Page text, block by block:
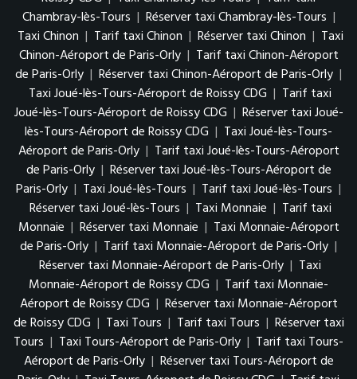
Chambray-lès-Tours | Réserver taxi Chambray-lès-Tours |
Taxi Chinon | Tarif taxi Chinon | Réserver taxi Chinon | Taxi
Chinon-Aéroport de Paris-Orly | Tarif taxi Chinon-Aéroport
de Paris-Orly | Réserver taxi Chinon-Aéroport de Paris-Orly |
Taxi Joué-lès-Tours-Aéroport de Roissy CDG | Tarif taxi
Joué-lès-Tours-Aéroport de Roissy CDG | Réserver taxi Joué-
lès-Tours-Aéroport de Roissy CDG | Taxi Joué-lès-Tours-
Aéroport de Paris-Orly | Tarif taxi Joué-lès-Tours-Aéroport
de Paris-Orly | Réserver taxi Joué-lès-Tours-Aéroport de
Paris-Orly | Taxi Joué-lès-Tours | Tarif taxi Joué-lès-Tours |
Réserver taxi Joué-lès-Tours | Taxi Monnaie | Tarif taxi
Monnaie | Réserver taxi Monnaie | Taxi Monnaie-Aéroport
de Paris-Orly | Tarif taxi Monnaie-Aéroport de Paris-Orly |
Réserver taxi Monnaie-Aéroport de Paris-Orly | Taxi
Monnaie-Aéroport de Roissy CDG | Tarif taxi Monnaie-
Aéroport de Roissy CDG | Réserver taxi Monnaie-Aéroport
de Roissy CDG | Taxi Tours | Tarif taxi Tours | Réserver taxi
Tours | Taxi Tours-Aéroport de Paris-Orly | Tarif taxi Tours-
Aéroport de Paris-Orly | Réserver taxi Tours-Aéroport de